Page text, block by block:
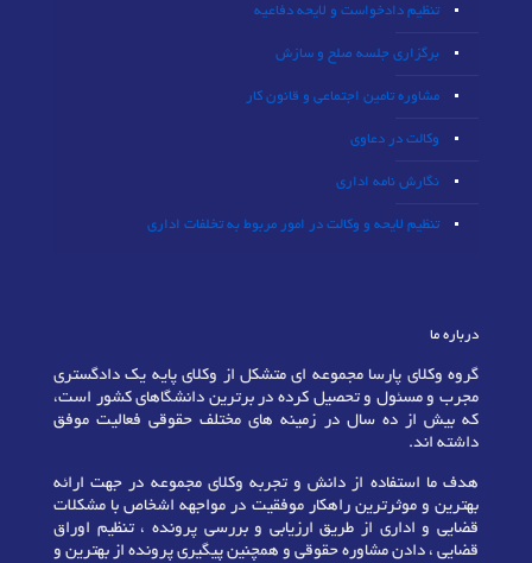
تنظیم دادخواست و لایحه دفاعیه
برگزاری جلسه صلح و سازش
مشاوره تامین اجتماعی و قانون کار
وکالت در دعاوی
نگارش نامه اداری
تنظیم لایحه و وکالت در امور مربوط به تخلفات اداری
درباره ما
گروه وکلای پارسا مجموعه ای متشکل از وکلای پایه یک دادگستری
مجرب و مسئول و تحصیل کرده در برترین دانشگاهای کشور است،
که بیش از ده سال در زمینه های مختلف حقوقی فعالیت موفق
داشته اند.
هدف ما استفاده از دانش و تجربه وکلای مجموعه در جهت ارائه
بهترین و موثرترین راهکار موفقیت در مواجهه اشخاص با مشکلات
قضایی و اداری از طریق ارزیابی و بررسی پرونده ، تنظیم اوراق
قضایی ، دادن مشاوره حقوقی و همچنین پیگیری پرونده از بهترین و